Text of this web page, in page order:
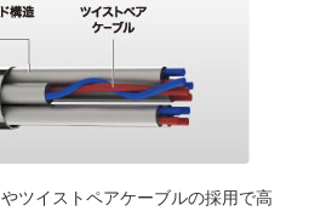
ツイストペアケーブルの採用で高